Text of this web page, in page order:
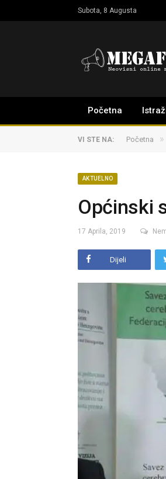
Subota, 8 Augusta
Početna
VI STE NA: Početna »
AKTUELNO
Općinski
17 Aprila, 2019
Dijeli